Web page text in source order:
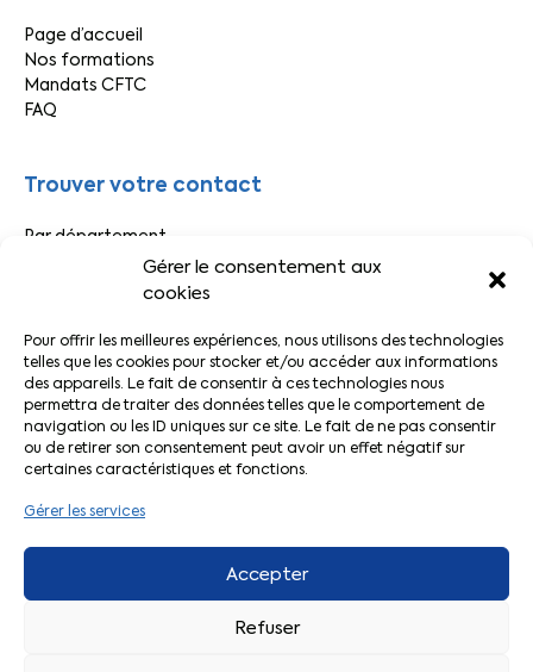
Gérer le consentement aux
cookies
Pour offrir les meilleures expériences, nous utilisons des technologies
telles que les cookies pour stocker et/ou accéder aux informations
des appareils. Le fait de consentir à ces technologies nous
permettra de traiter des données telles que le comportement de
navigation ou les ID uniques sur ce site. Le fait de ne pas consentir
ou de retirer son consentement peut avoir un effet négatif sur
certaines caractéristiques et fonctions.
Gérer les services
Accepter
Refuser
Page d’accueil
Nos formations
Mandats CFTC
FAQ
Trouver votre contact
Par département
Liens pratiques
Actualités CFTC
Adhérer à la CFTC
Le Décodeur
Votre espace adhérent
CFTC URD Nouvelle-Aquitaine|Mentions légales